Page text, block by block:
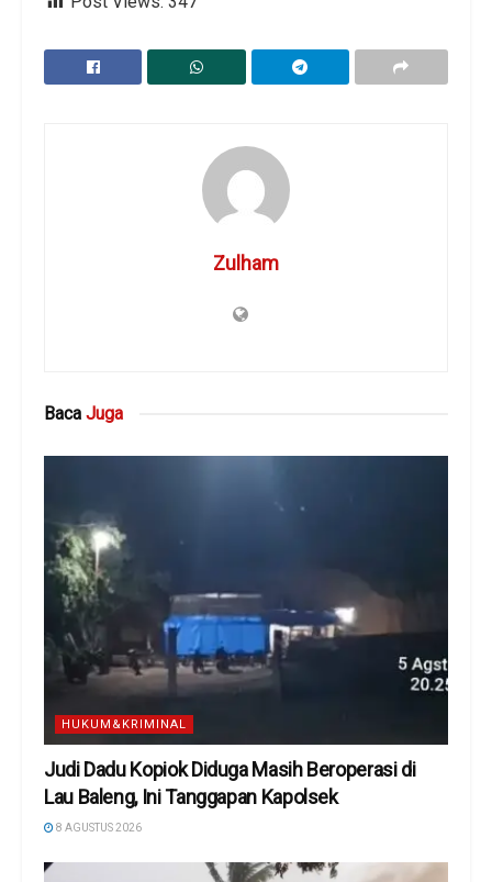
Zulham
Baca Juga
HUKUM&KRIMINAL
Judi Dadu Kopiok Diduga Masih Beroperasi di
Lau Baleng, Ini Tanggapan Kapolsek
8 AGUSTUS 2026